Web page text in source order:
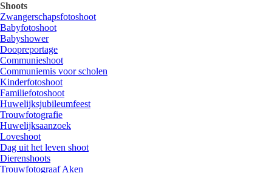
Shoots
Zwangerschapsfotoshoot
Babyfotoshoot
Babyshower
Doopreportage
Communieshoot
Communiemis voor scholen
Kinderfotoshoot
Familiefotoshoot
Huwelijksjubileumfeest
Trouwfotografie
Huwelijksaanzoek
Loveshoot
Dag uit het leven shoot
Dierenshoots
Trouwfotograaf Aken